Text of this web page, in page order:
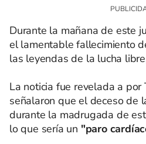
Durante la mañana de este
el lamentable fallecimiento
las leyendas de la lucha
La noticia fue revelada a por
señalaron que el deceso de
durante la madrugada de
lo que sería un "paro